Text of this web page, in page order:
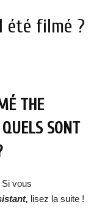
été filmé ?
THE
SONT
Si vous
lisez la suite !